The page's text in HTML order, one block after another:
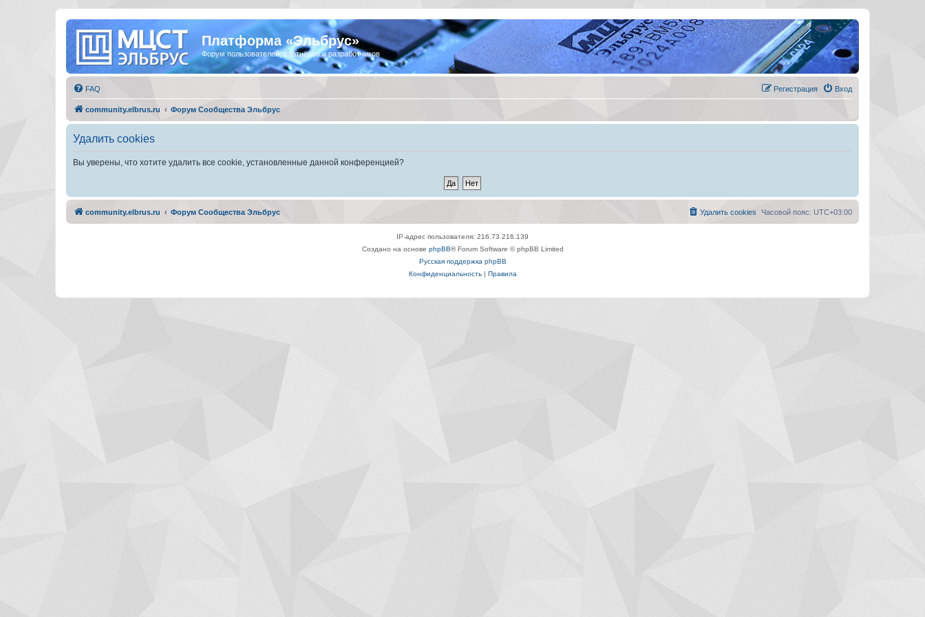
Платформа «Эльбрус»
Форум пользователей, партнёров и разработчиков
FAQ Вход
Регистрация
community.elbrus.ru Форум Сообщества Эльбрус
Удалить cookies
Вы уверены, что хотите удалить все cookie, установленные данной конференцией?
community.elbrus.ru Форум Сообщества Эльбрус Часовой пояс: UTC+03:00
Удалить cookies
IP-адрес пользователя: 216.73.216.139
Создано на основе phpBB® Forum Software © phpBB Limited
Русская поддержка phpBB
Конфиденциальность| Правила